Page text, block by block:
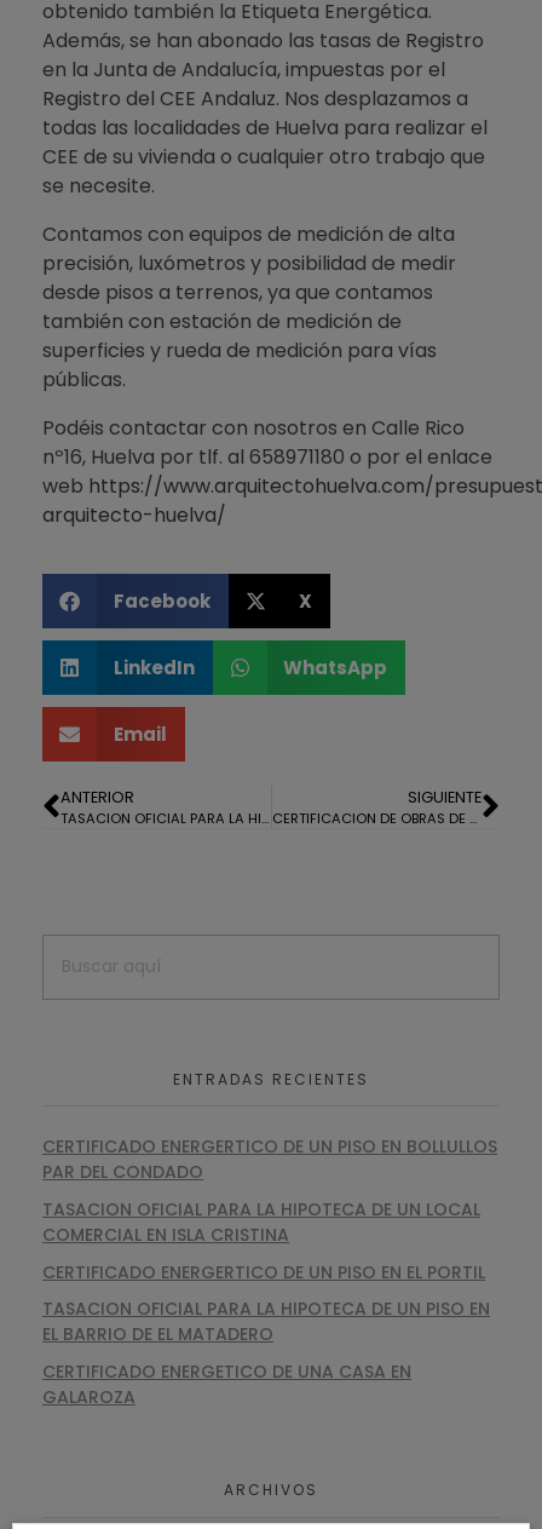
obtenido también la Etiqueta Energética.
Además, se han abonado las tasas de Registro
en la Junta de Andalucía, impuestas por el
Registro del CEE Andaluz. Nos desplazamos a
todas las localidades de Huelva para realizar el
CEE de su vivienda o cualquier otro trabajo que
se necesite.
Contamos con equipos de medición de alta
precisión, luxómetros y posibilidad de medir
desde pisos a terrenos, ya que contamos
también con estación de medición de
superficies y rueda de medición para vías
públicas.
Podéis contactar con nosotros en Calle Rico
nº16, Huelva por tlf. al 658971180 o por el enlace
web https://www.arquitectohuelva.com/
arquitecto-huelva/
Facebook X
LinkedIn WhatsApp
Email
ANTERIOR
TASACION OFICIAL PARA LA HIPOTECA DE UN PISO EN LA ORDEN, HUELVA
SIGUIENTE
CERTIFICACION DE OBRAS DE UNA VIVIENDA EN CONSTRUCCIÓN EN LA MONACILLA
ENTRADAS RECIENTES
CERTIFICADO ENERGERTICO DE UN PISO EN BOLLULLOS
PAR DEL CONDADO
TASACION OFICIAL PARA LA HIPOTECA DE UN LOCAL
COMERCIAL EN ISLA CRISTINA
CERTIFICADO ENERGERTICO DE UN PISO EN EL PORTIL
TASACION OFICIAL PARA LA HIPOTECA DE UN PISO EN
EL BARRIO DE EL MATADERO
CERTIFICADO ENERGETICO DE UNA CASA EN
GALAROZA
ARCHIVOS